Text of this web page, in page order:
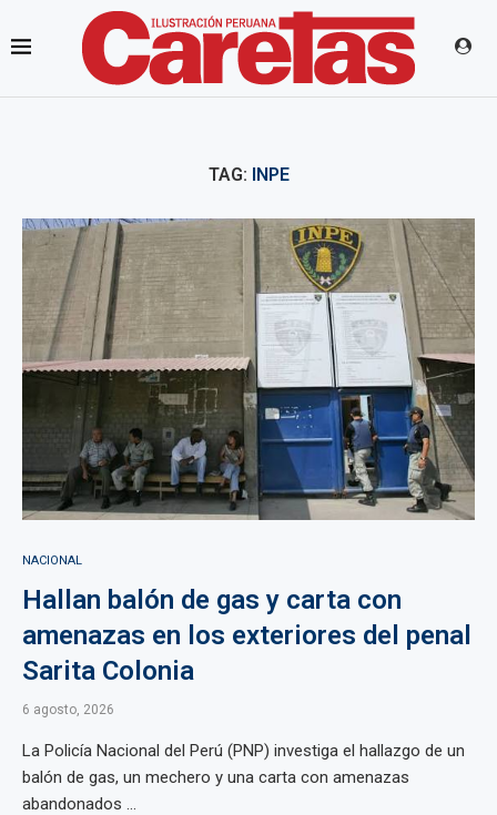
TAG: INPE
NACIONAL
Hallan balón de gas y carta con
amenazas en los exteriores del penal
Sarita Colonia
6 agosto, 2026
La Policía Nacional del Perú (PNP) investiga el hallazgo de un
balón de gas, un mechero y una carta con amenazas
abandonados ...